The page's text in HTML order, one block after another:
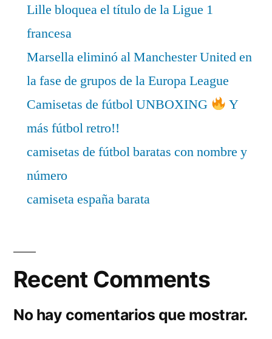
Lille bloquea el título de la Ligue 1
francesa
Marsella eliminó al Manchester United en
la fase de grupos de la Europa League
Camisetas de fútbol UNBOXING
Y
más fútbol retro!!
camisetas de fútbol baratas con nombre y
número
camiseta españa barata
Recent Comments
No hay comentarios que mostrar.